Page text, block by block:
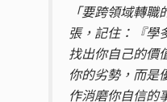
「要跨領域轉
張，記住：『學
找出你自己的價
你的劣勢，而是
作消磨你自信的